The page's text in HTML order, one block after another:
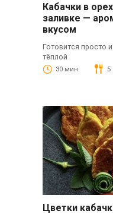
Кабачки в
заливке —
вкусом
Готовится просто
тёплой
30 мин. 5
Цветки